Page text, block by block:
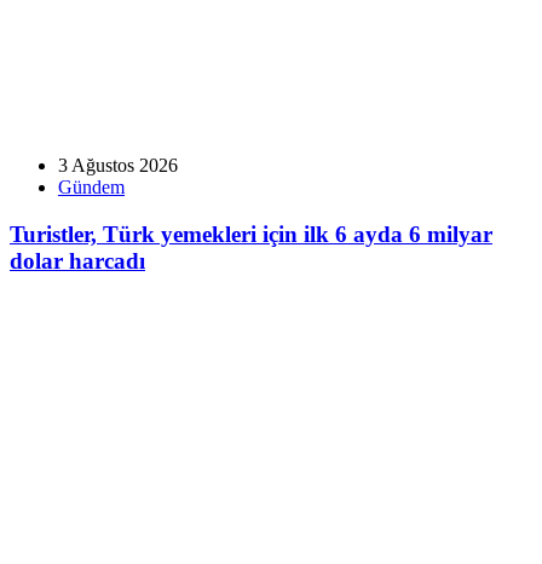
3 Ağustos 2026
Gündem
Turistler, Türk yemekleri için ilk 6 ayda 6 milyar
dolar harcadı